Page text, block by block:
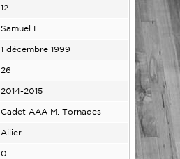
12
Samuel L.
1 décembre 1999
26
2014-2015
Cadet AAA M, Tornades
Ailier
0